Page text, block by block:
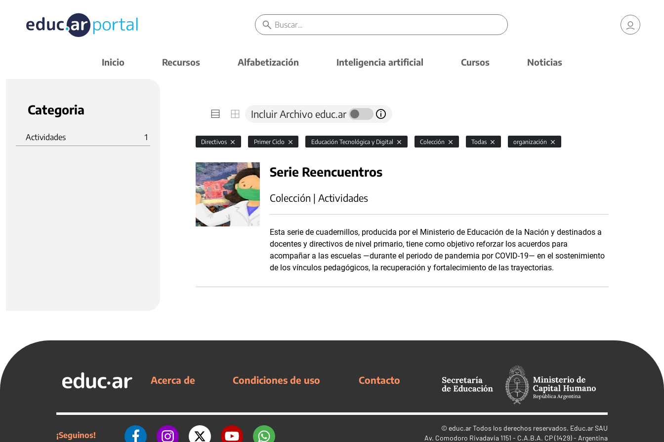
Inicio Recursos Alfabetización Inteligencia artificial Cursos Noticias
Categoria
Actividades 1
Incluir Archivo educ.ar
Directivos Primer Ciclo Educación Tecnológica y Digital Colección Todas organización
Serie Reencuentros
Colección | Actividades
Esta serie de cuadernillos, producida por el Ministerio de Educación de la Nación y destinados a
docentes y directivos de nivel primario, tiene como objetivo reforzar los acuerdos para
acompañar a las escuelas —durante el periodo de pandemia por COVID-19— en el sostenimiento
de los vínculos pedagógicos, la recuperación y fortalecimiento de las trayectorias.
Acerca de Condiciones de uso Contacto
¡Seguinos!
© educ.arTodos los derechos reservados. Educ.ar SAU
Av. Comodoro Rivadavia 1151 - C.A.B.A. CP (1429) - Argentina